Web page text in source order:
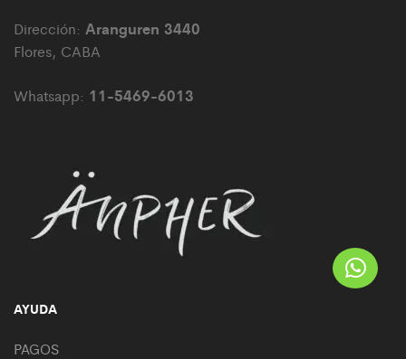
Dirección: Aranguren 3440
Flores, CABA
Whatsapp: 11-5469-6013
AYUDA
PAGOS